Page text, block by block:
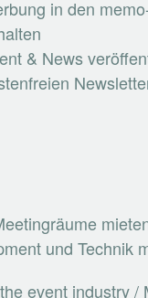
in den
& News
und Technik
event industry